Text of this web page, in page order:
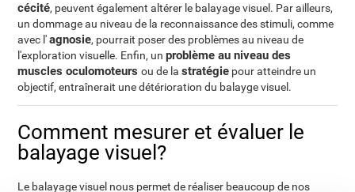
cécité, peuvent également altérer le balayage visuel. Par ailleurs,
un dommage au niveau de la reconnaissance des stimuli, comme
avec l'agnosie, pourrait poser des problèmes au niveau de
l'exploration visuelle. Enfin, unproblème au niveau des
muscles oculomoteursou de lastratégie pour atteindre un
objectif, entraînerait une détérioration du balayge visuel.
Comment mesurer et évaluer le
balayage visuel?
Le balayage visuel nous permet de réaliser beaucoup de nos